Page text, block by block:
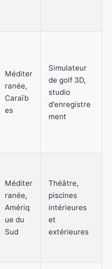
Méditer
ranée,
Caraïb
es
Simulateur
de golf 3D,
studio
d'enregistre
ment
Méditer
ranée,
Amériq
ue du
Sud
Théâtre,
piscines
intérieures
et
extérieures